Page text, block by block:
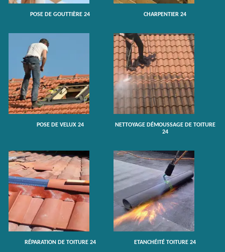
POSE DE GOUTTIÈRE 24 CHARPENTIER 24
POSE DE VELUX 24
NETTOYAGE DÉMOUSSAGE DE TOITURE
24
RÉPARATION DE TOITURE 24 ETANCHÉITÉ TOITURE 24